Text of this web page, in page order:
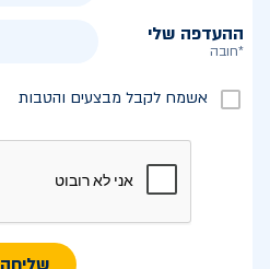
ההעדפה שלי
*חובה
אשמח לקבל מבצעים והטבות